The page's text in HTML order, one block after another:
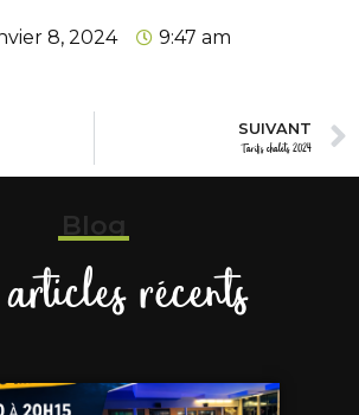
8, 2024 9:47 am
SUIVANT
Tarifs chalets 2024
Blog
récents